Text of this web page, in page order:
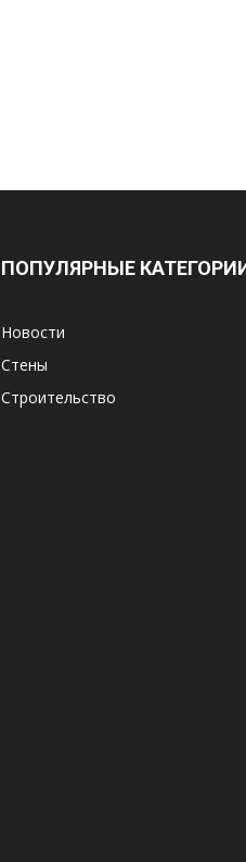
ПОПУЛЯРНЫЕ
Новости
Стены
Строительство